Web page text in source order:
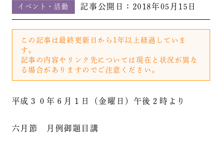
イベント・活動 記事公開日： 2018年05月15日
この記事は最終更新日から1年以上経過していま
す。
記事の内容やリンク先については現在と状況が異な
る場合がありますのでご注意ください。
平成３０年６月１日（金曜日）午後２時より
六月節 月例御題目講